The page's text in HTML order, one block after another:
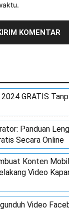
GRATIS
Panduan
Secara Online
Konten
Video
Video